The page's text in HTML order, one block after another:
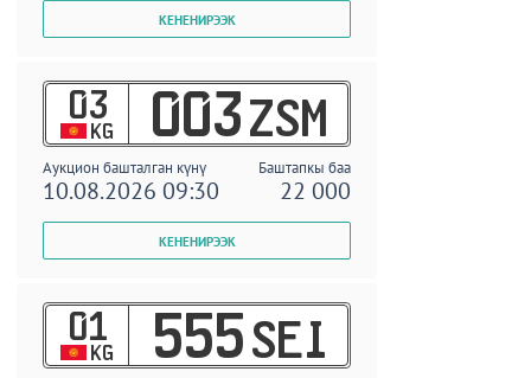
03
KG 003 ZSM
Аукцион башталган күнү Баштапкы баа
10.08.2026 09:30 22 000
01
KG 555 SEI